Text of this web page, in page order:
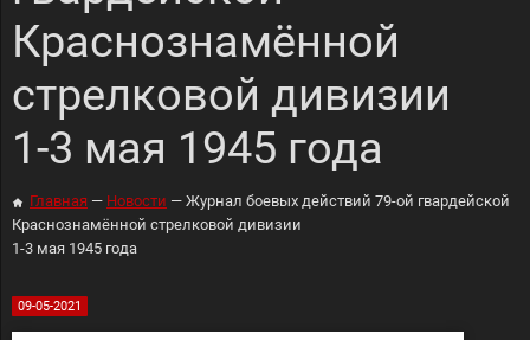
Краснознамённой
стрелковой дивизии
1-3 мая 1945 года
Главная Новости
Журнал боевых действий 79-ой гвардейской
Краснознамённой стрелковой дивизии
1-3 мая 1945 года
09-05-2021